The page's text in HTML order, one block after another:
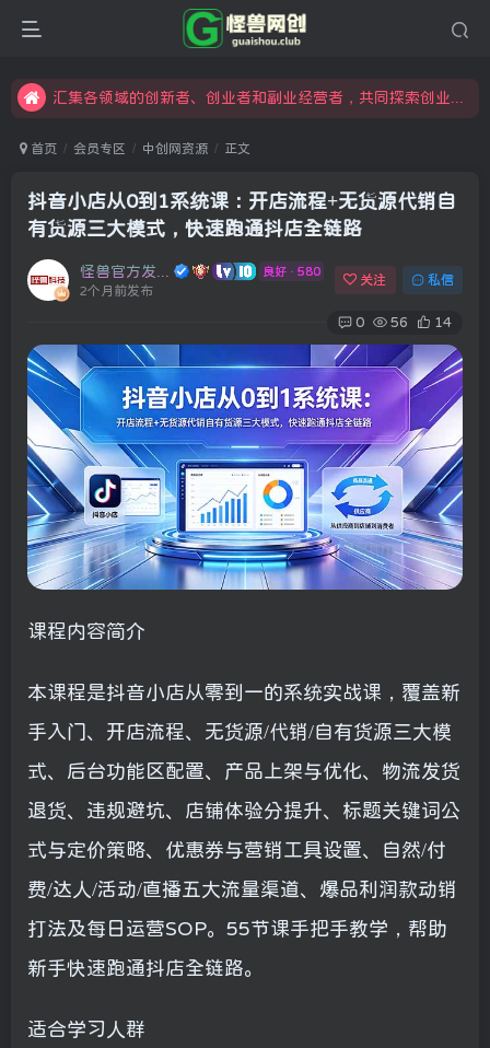
限时开通会员更享折扣，超高返佣
怪兽俱乐部，创业，引流，自媒体，加入怪兽网创成就梦想
首页 会员专区 中创网资源 正文
抖音小店从0到1系统课：开店流程+无货源代销自
有货源三大模式，快速跑通抖店全链路
良好 · 580
2个月前发布
关注 私信
0 56 14
课程内容简介
本课程是抖音小店从零到一的系统实战课，覆盖新
手入门、开店流程、无货源/代销/自有货源三大模
式、后台功能区配置、产品上架与优化、物流发货
退货、违规避坑、店铺体验分提升、标题关键词公
式与定价策略、优惠券与营销工具设置、自然/付
费/达人/活动/直播五大流量渠道、爆品利润款动销
打法及每日运营SOP。55节课手把手教学，帮助
新手快速跑通抖店全链路。
适合学习人群